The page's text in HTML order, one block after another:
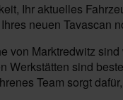
Ihr aktuelles
neuen Tavascan
von Marktredwitz
Werkstätten sind
Team sorgt